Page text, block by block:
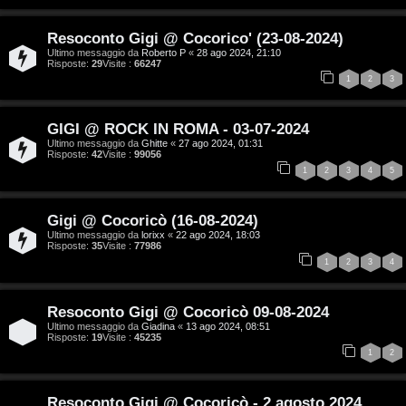
c
F
A
Q
Resoconto Gigi @ Cocorico' (23-08-2024)
Ultimo messaggio da Roberto P « 28 ago 2024, 21:10
Risposte: 29Visite : 66247
1 2 3
GIGI @ ROCK IN ROMA - 03-07-2024
Ultimo messaggio da Ghitte « 27 ago 2024, 01:31
Risposte: 42Visite : 99056
1 2 3 4 5
Gigi @ Cocoricò (16-08-2024)
Ultimo messaggio da lorixx « 22 ago 2024, 18:03
Risposte: 35Visite : 77986
1 2 3 4
Resoconto Gigi @ Cocoricò 09-08-2024
Ultimo messaggio da Giadina « 13 ago 2024, 08:51
Risposte: 19Visite : 45235
1 2
Resoconto Gigi @ Cocoricò - 2 agosto 2024
n
i
/
i
g
t
a